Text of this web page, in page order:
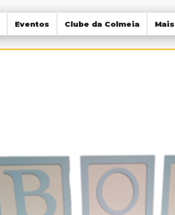
Eventos Clube da Colmeia Mais